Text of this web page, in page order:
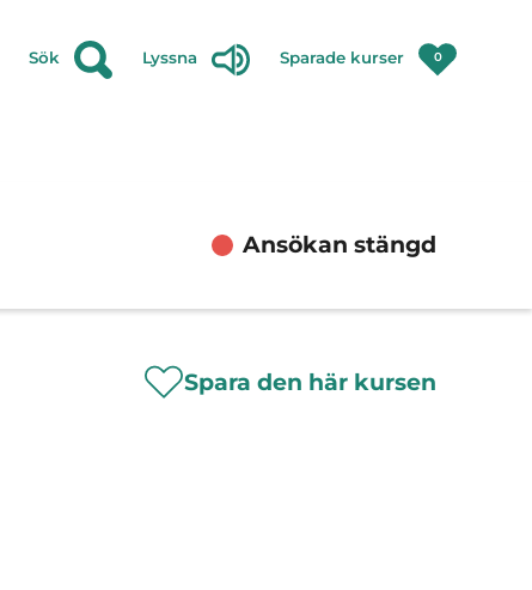
Sök Lyssna Sparade kurser 0
Ansökan stängd
Spara den här kursen